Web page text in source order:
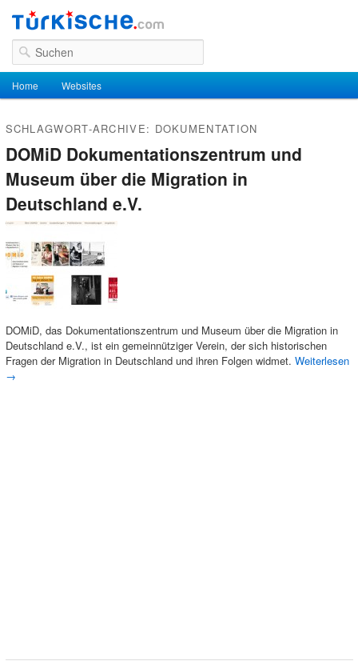
Suchen
Hauptmenü
Zum Inhalt wechseln
Zum sekundären Inhalt wechseln
Home Websites
SCHLAGWORT-ARCHIVE: DOKUMENTATION
DOMiD Dokumentationszentrum und
Museum über die Migration in
Deutschland e.V.
DOMiD, das Dokumentationszentrum und Museum über die Migration in
Deutschland e.V., ist ein gemeinnütziger Verein, der sich historischen
Fragen der Migration in Deutschland und ihren Folgen widmet. Weiterlesen
→